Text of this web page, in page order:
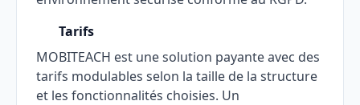
Tarifs
MOBITEACH est une solution payante avec des
tarifs modulables selon la taille de la structure
et les fonctionnalités choisies. Un